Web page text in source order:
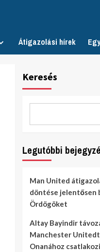
Átigazolási hírek
Keresés
Legutóbbi
Man United
döntése jelentősen
Ördögöket
Altay Bayindir
Manchester
Onanához